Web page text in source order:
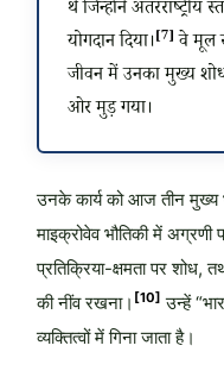
थे जिन्होंने अंतरराष्ट्रीय
योगदान दिया।[7] वे मूल
जीवन में उनका मुख्य शोध-
ओर मुड़ गया।
उनके कार्य को आज तीन मुख्य
माइक्रोवेव भौतिकी में
प्रतिक्रिया-क्षमता पर शोध,
की नींव रखना। [10] उन्हें
व्यक्तित्वों में गिना जाता है।